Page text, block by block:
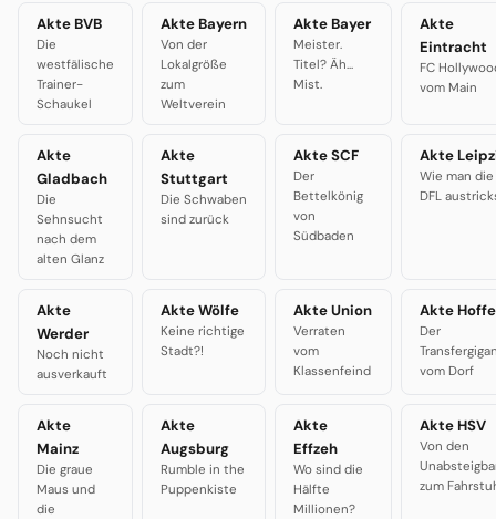
Akte BVB
Die
westfälische
Trainer-
Schaukel
Akte Bayern
Von der
Lokalgröße
zum
Weltverein
Akte Bayer
Meister.
Titel? Äh...
Mist.
Akte
Eintracht
FC
vom Main
Akte
Gladbach
Die
Sehnsucht
nach dem
alten Glanz
Akte
Stuttgart
Die Schwaben
sind zurück
Akte SCF
Der
Bettelkönig
von
Südbaden
Akte
Wie man die
DFL
Akte
Werder
Noch nicht
ausverkauft
Akte Wölfe
Keine richtige
Stadt?!
Akte Union
Verraten
vom
Klassenfeind
Akte Hoffe
Der
vom Dorf
Akte
Mainz
Die graue
Maus und
die
Akte
Augsburg
Rumble in the
Puppenkiste
Akte
Effzeh
Wo sind die
Hälfte
Millionen?
Akte HSV
Von den
zum